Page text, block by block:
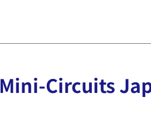
Mini-Circuits